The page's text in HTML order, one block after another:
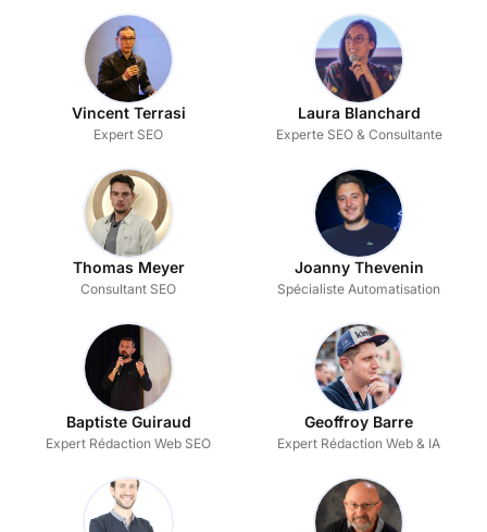
Vincent Terrasi
Expert SEO
Laura Blanchard
Experte SEO & Consultante
Thomas Meyer
Consultant SEO
Joanny Thevenin
Spécialiste Automatisation
Baptiste Guiraud
Expert Rédaction Web SEO
Geoffroy Barre
Expert Rédaction Web & IA